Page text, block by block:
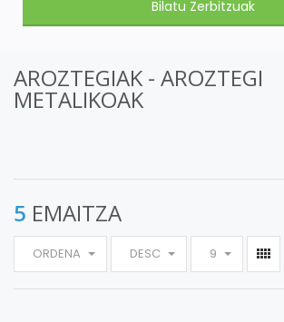
AROZTEGIAK - AROZTEGI
METALIKOAK
5 EMAITZA
ORDENA DESC 9